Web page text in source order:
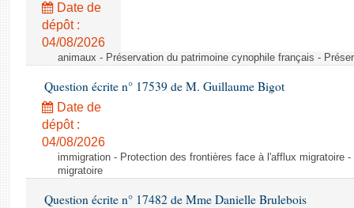
Date de
dépôt :
04/08/2026
animaux - Préservation du patrimoine cynophile français -
Question écrite n° 17539 de M. Guillaume Bigot
Date de
dépôt :
04/08/2026
immigration - Protection des frontières face à l'afflux migratoire
migratoire
Question écrite n° 17482 de Mme Danielle Brulebois